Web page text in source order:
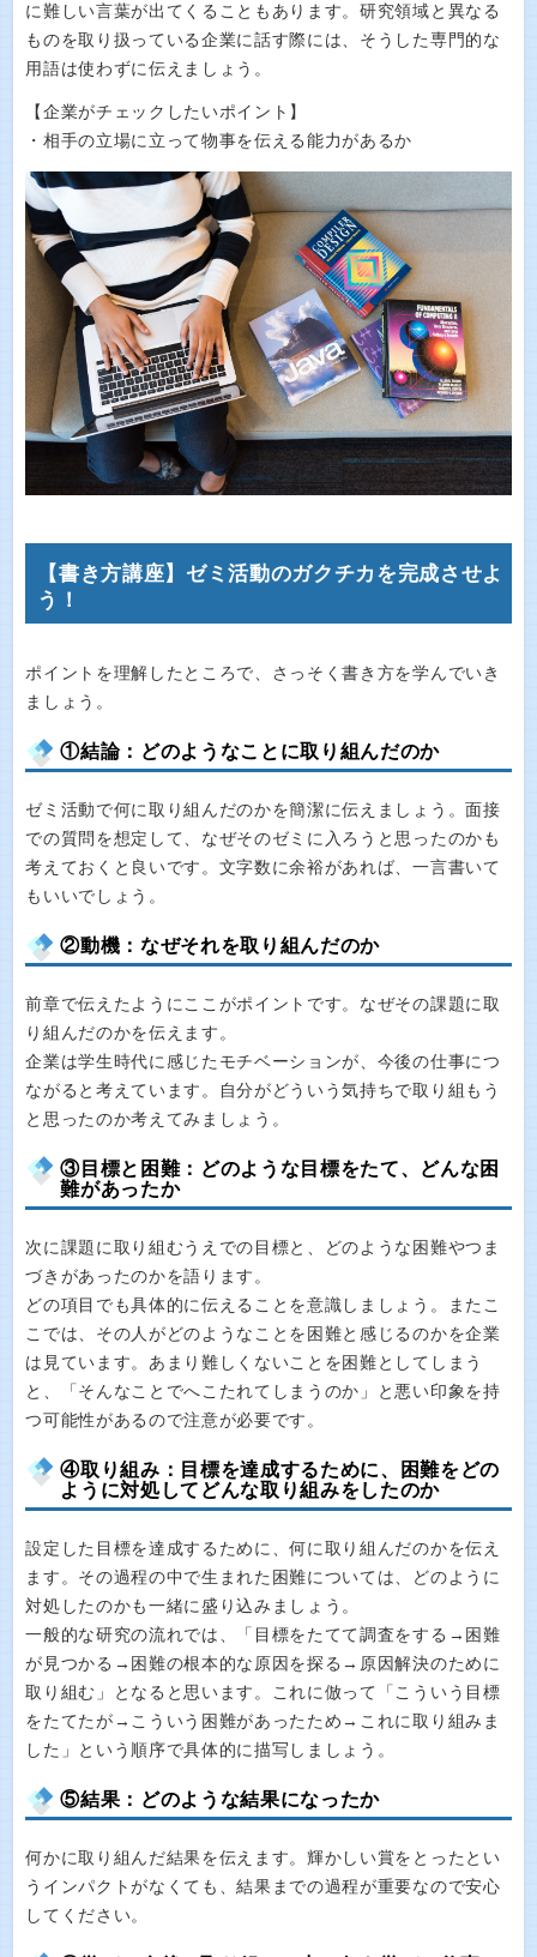
に難しい言葉が出てくることもあります。研究領域と異なる
ものを取り扱っている企業に話す際には、そうした専門的な
用語は使わずに伝えましょう。
【企業がチェックしたいポイント】
・相手の立場に立って物事を伝える能力があるか
【書き方講座】ゼミ活動のガクチカを完成させよ
う！
ポイントを理解したところで、さっそく書き方を学んでいき
ましょう。
①結論：どのようなことに取り組んだのか
ゼミ活動で何に取り組んだのかを簡潔に伝えましょう。面接
での質問を想定して、なぜそのゼミに入ろうと思ったのかも
考えておくと良いです。文字数に余裕があれば、一言書いて
もいいでしょう。
②動機：なぜそれを取り組んだのか
前章で伝えたようにここがポイントです。なぜその課題に取
り組んだのかを伝えます。
企業は学生時代に感じたモチベーションが、今後の仕事につ
ながると考えています。自分がどういう気持ちで取り組もう
と思ったのか考えてみましょう。
③目標と困難：どのような目標をたて、どんな困
難があったか
次に課題に取り組むうえでの目標と、どのような困難やつま
づきがあったのかを語ります。
どの項目でも具体的に伝えることを意識しましょう。またこ
こでは、その人がどのようなことを困難と感じるのかを企業
は見ています。あまり難しくないことを困難としてしまう
と、「そんなことでへこたれてしまうのか」と悪い印象を持
つ可能性があるので注意が必要です。
④取り組み：目標を達成するために、困難をどの
ように対処してどんな取り組みをしたのか
設定した目標を達成するために、何に取り組んだのかを伝え
ます。その過程の中で生まれた困難については、どのように
対処したのかも一緒に盛り込みましょう。
一般的な研究の流れでは、「目標をたてて調査をする→困難
が見つかる→困難の根本的な原因を探る→原因解決のために
取り組む」となると思います。これに倣って「こういう目標
をたてたが→こういう困難があったため→これに取り組みま
した」という順序で具体的に描写しましょう。
⑤結果：どのような結果になったか
何かに取り組んだ結果を伝えます。輝かしい賞をとったとい
うインパクトがなくても、結果までの過程が重要なので安心
してください。